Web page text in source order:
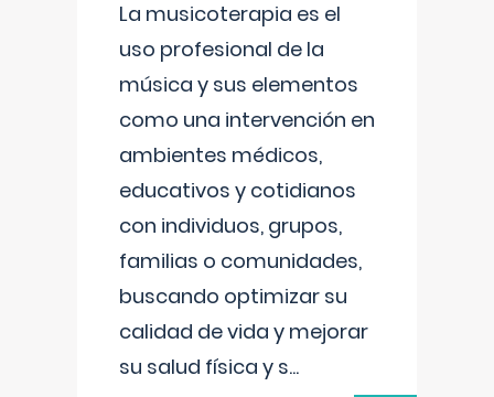
La musicoterapia es el
uso profesional de la
música y sus elementos
como una intervención en
ambientes médicos,
educativos y cotidianos
con individuos, grupos,
familias o comunidades,
buscando optimizar su
calidad de vida y mejorar
su salud física y s...